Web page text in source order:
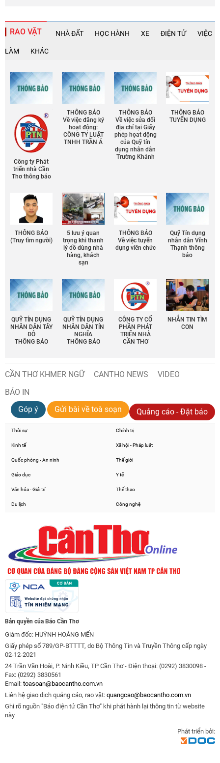
RAO VẶT NHÀ ĐẤT HỌC HÀNH XE ĐIỆN TỬ VIỆC
LÀM KHÁC
Công ty Phát
triển nhà Cần
Thơ thông báo
THÔNG BÁO
Về việc đăng ký
hoạt động:
CÔNG TY LUẬT
TNHH TRẦN Á
THÔNG BÁO
Về việc sửa đổi
địa chỉ tại Giấy
phép họat động
của Quỹ tín
dụng nhân dân
Trường Khánh
THÔNG BÁO
TUYỂN DỤNG
THÔNG BÁO
(Truy tìm người)
5 lưu ý quan
trọng khi thanh
lý đồ dùng nhà
hàng, khách
sạn
THÔNG BÁO
Về việc tuyển
dụng viên chức
Quỹ Tín dụng
nhân dân Vĩnh
Thạnh thông
báo
QUỸ TÍN DỤNG
NHÂN DÂN TÂY
ĐÔ
THÔNG BÁO
QUỸ TÍN DỤNG
NHÂN DÂN TÍN
NGHĨA
THÔNG BÁO
CÔNG TY CỔ
PHẦN PHÁT
TRIỂN NHÀ
CẦN THƠ
NHẮN TIN TÌM
CON
CẦN THƠ KHMER NGỮ CANTHO NEWS
VIDEO
BÁO IN
Góp ý
Gửi bài về toà soạn Quảng cáo - Đặt báo
Thời sự Chính trị
Kinh tế Xã hội - Pháp luật
Quốc phòng - An ninh Thế giới
Giáo dục Y tế
Văn hóa - Giải trí Thể thao
Du lịch Công nghệ
Bản quyền của Báo Cần Thơ
Giám đốc: HUỲNH HOÀNG MẾN
Giấy phép số 789/GP-BTTTT, do Bộ Thông Tin và Truyền Thông cấp ngày
02-12-2021
24 Trần Văn Hoài, P. Ninh Kiều, TP Cần Thơ - Điện thoại: (0292) 3830098 -
Fax: (0292) 3830561
Email: toasoan@baocantho.com.vn
Liên hệ giao dịch quảng cáo, rao vặt: quangcao@baocantho.com.vn
Ghi rõ nguồn "Báo điện tử Cần Thơ" khi phát hành lại thông tin từ website
này
Phát triển bởi: